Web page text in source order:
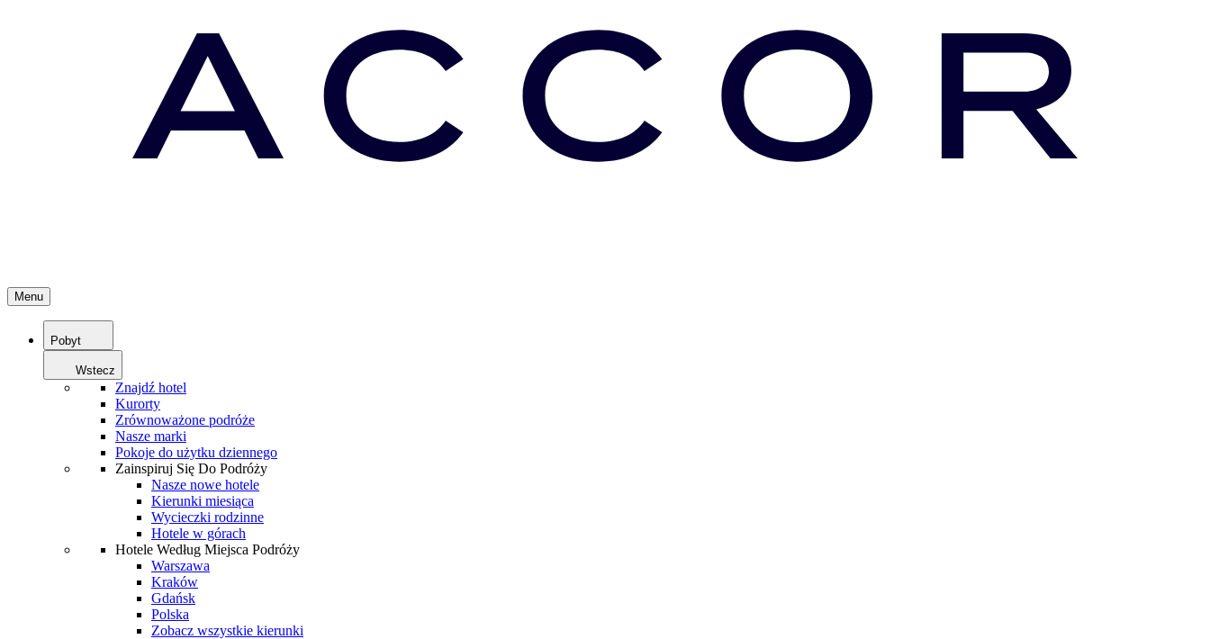
Menu
Pobyt
Wstecz
Znajdź hotel
Kurorty
Zrównoważone podróże
Nasze marki
Pokoje do użytku dziennego
Zainspiruj Się Do Podróży
Nasze nowe hotele
Kierunki miesiąca
Wycieczki rodzinne
Hotele w górach
Hotele Według Miejsca Podróży
Warszawa
Kraków
Gdańsk
Polska
Zobacz wszystkie kierunki